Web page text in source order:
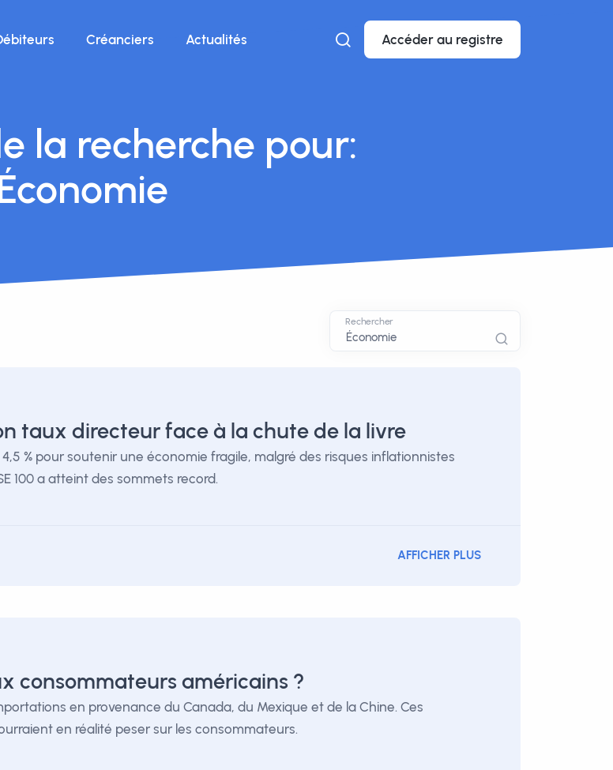
Créanciers Actualités Accéder au registre
la recherche pour:
Rechercher
taux directeur face à la chute de la livre
% pour soutenir une économie fragile, malgré des risques inflationnistes
100 a atteint des sommets record.
AFFICHER PLUS
consommateurs américains ?
en provenance du Canada, du Mexique et de la Chine. Ces
en réalité peser sur les consommateurs.